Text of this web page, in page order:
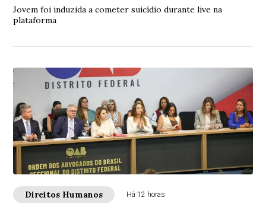
Jovem foi induzida a cometer suicídio durante live na
plataforma
Direitos Humanos Há 12 horas